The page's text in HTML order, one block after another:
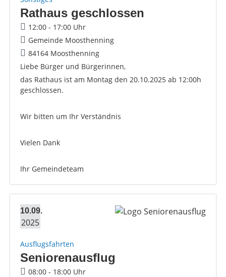
Rathaus geschlossen
12:00 - 17:00 Uhr
Gemeinde Moosthenning
84164 Moosthenning
Liebe Bürger und Bürgerinnen,
das Rathaus ist am Montag den 20.10.2025 ab 12:00h
geschlossen.
Wir bitten um Ihr Verständnis
Vielen Dank
Ihr Gemeindeteam
10.09.
2025
Ausflugsfahrten
Seniorenausflug
08:00 - 18:00 Uhr